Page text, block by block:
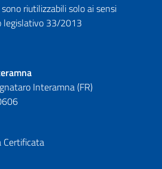
riutilizzabili solo ai sensi
legislativo 33/2013
Interamna (FR)
Certificata